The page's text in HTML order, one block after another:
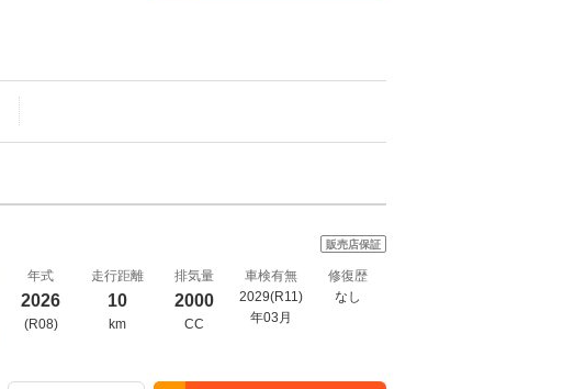
販売店保証
年式
2026
(R08)
走行距離
10
km
排気量
2000
CC
車検有無
2029(R11)
年03月
修復歴
なし